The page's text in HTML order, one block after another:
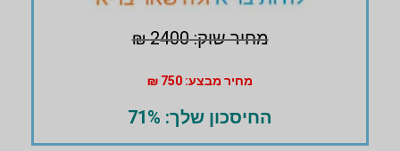
מחיר שוק: 2400 ₪
מחיר מבצע: 750 ₪
החיסכון שלך: 71%